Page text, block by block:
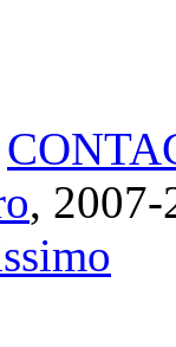
, 2007-